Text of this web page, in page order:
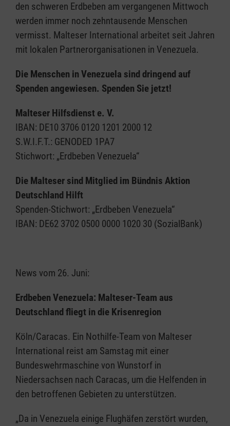
den schweren Erdbeben am vergangenen Mittwoch
werden immer noch zehntausende Menschen
vermisst. Malteser International arbeitet seit Jahren
mit lokalen Partnerorganisationen in Venezuela.
Die Menschen in Venezuela sind dringend auf
Spenden angewiesen. Spenden Sie jetzt!
Malteser Hilfsdienst e. V.
IBAN: DE10 3706 0120 1201 2000 12
S.W.I.F.T.: GENODED 1PA7
Stichwort: „Erdbeben Venezuela“
Die Malteser sind Mitglied im Bündnis Aktion
Deutschland Hilft
Spenden-Stichwort: „Erdbeben Venezuela“
IBAN: DE62 3702 0500 0000 1020 30 (SozialBank)
News vom 26. Juni:
Erdbeben Venezuela: Malteser-Team aus
Deutschland fliegt in die Krisenregion
Köln/Caracas. Ein Nothilfe-Team von Malteser
International reist am Samstag mit einer
Bundeswehrmaschine von Wunstorf in
Niedersachsen nach Caracas, um die Helfenden in
den betroffenen Gebieten zu unterstützen.
„Da in Venezuela einige Flughäfen zerstört wurden,